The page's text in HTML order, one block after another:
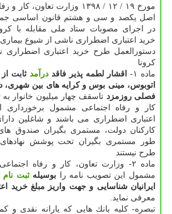
مورخ ۱۹ / ۱۲ / ۱۳۹۸ وزارت
اصل یكصد و سی و هشتم قانون اساسی
در اجرای مصوبات ستاد ملی مقابله با
خرید اعتباری اضطراری ناشی از شیوع
دستورالعمل طرح خرید اعتباری اضطراری
كرونا
ماده ۱-
اقشار لطمه پذیر فاقد درآمد ثابت
اتوبوس، مینی بوس و كرایه های بین شهری،
فصلی روزمزد تاسقف چهار میلیون خانوار
كار و رفاه اجتماعی مشمول برخورداری
اعتباری اضطراری می باشند و شاغلین
كاركنان دولت، مستمری بگیران صندوق
طور مستمری بگیران تحت پوشش
طرح نیستند
ماده ۲- وزارت تعاون، كار و رفاه
مشمول این تصویب نامه را
بوسیلهثبت نام
ایرانیان شناسایی و جهت واریز مبلغ خرید
معرفی نماید.
تبصره- كلیه بانك هایی كه یارانه نقدی و